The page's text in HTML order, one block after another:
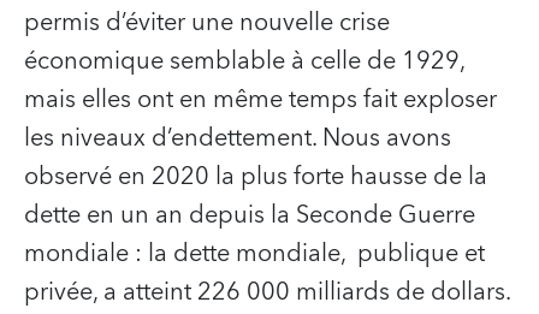
permis d’éviter une nouvelle crise
économique semblable à celle de 1929,
mais elles ont en même temps fait exploser
les niveaux d’endettement. Nous avons
observé en 2020 la plus forte hausse de la
dette en un an depuis la Seconde Guerre
mondiale : la dette mondiale, publique et
privée, a atteint 226 000 milliards de dollars.